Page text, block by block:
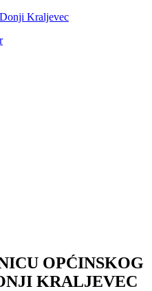
Kraljevec
OPĆINSKOG
KRALJEVEC